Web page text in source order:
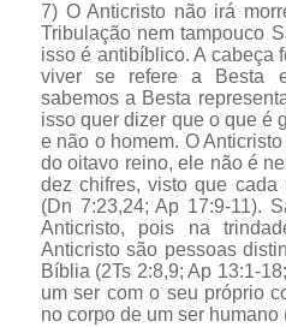
7) O Anticristo não irá
Tribulação nem tampouco
isso é antibíblico. A cabeça
viver se refere a Besta
sabemos a Besta
isso quer dizer que o que é
e não o homem. O
do oitavo reino, ele não é
dez chifres, visto que
(Dn 7:23,24; Ap 17:9-11).
Anticristo, pois na
Anticristo são pessoas
Bíblia (2Ts 2:8,9; Ap 13:1-
um ser com o seu próprio
no corpo de um ser humano